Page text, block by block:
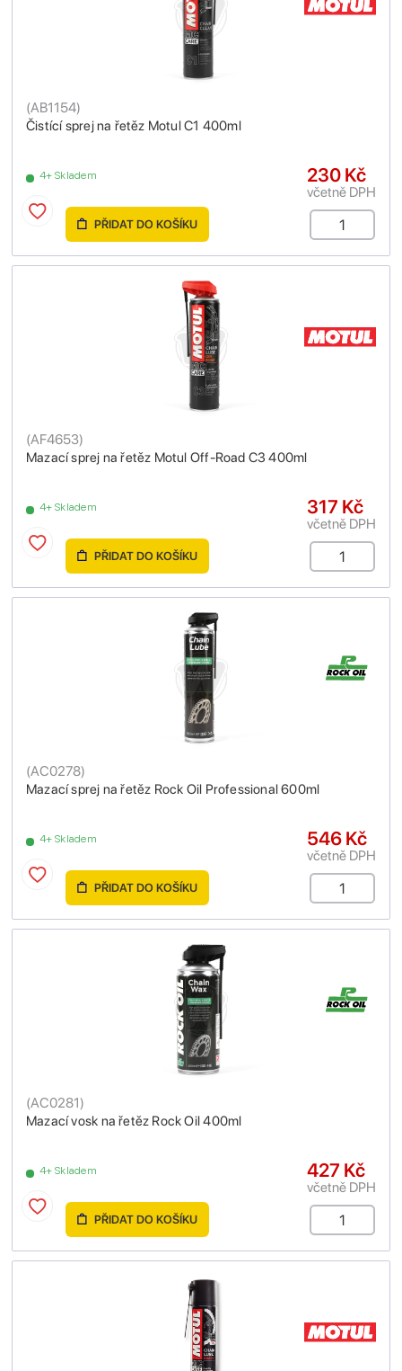
Čistící sprej na řetěz Motul C1 400ml
(AB1154)
4+ Skladem 230 Kč
včetně DPH
PŘIDAT DO KOŠÍKU
Mazací sprej na řetěz Motul Off-Road C3 400ml
(AF4653)
4+ Skladem 317 Kč
včetně DPH
PŘIDAT DO KOŠÍKU
Mazací sprej na řetěz Rock Oil Professional 600ml
(AC0278)
4+ Skladem 546 Kč
včetně DPH
PŘIDAT DO KOŠÍKU
Mazací vosk na řetěz Rock Oil 400ml
(AC0281)
4+ Skladem 427 Kč
včetně DPH
PŘIDAT DO KOŠÍKU